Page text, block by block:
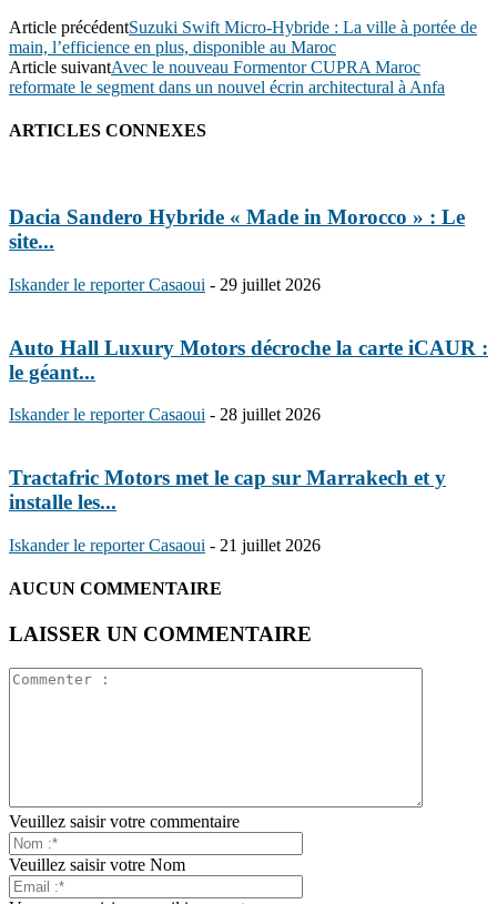
Article précédentSuzuki Swift Micro-Hybride : La ville à portée de
main, l’efficience en plus, disponible au Maroc
Article suivantAvec le nouveau Formentor CUPRA Maroc
reformate le segment dans un nouvel écrin architectural à Anfa
ARTICLES CONNEXES
Dacia Sandero Hybride « Made in Morocco » : Le
site...
Iskander le reporter Casaoui - 29 juillet 2026
Auto Hall Luxury Motors décroche la carte iCAUR :
le géant...
Iskander le reporter Casaoui - 28 juillet 2026
Tractafric Motors met le cap sur Marrakech et y
installe les...
Iskander le reporter Casaoui - 21 juillet 2026
AUCUN COMMENTAIRE
LAISSER UN COMMENTAIRE
Veuillez saisir votre commentaire
Veuillez saisir votre Nom